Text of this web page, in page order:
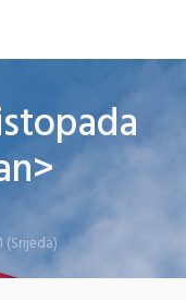
(Srijeda)